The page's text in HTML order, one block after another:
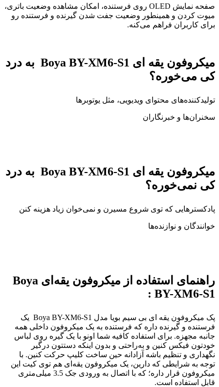
صفحه نمایش OLED روی فرستنده، امکان مشاهده وضعیت باتری،
میوت کردن و همینطور وضعیت جفت شدن گیرنده و فرستنده رو
برای کاربران فراهم می‌کنه.
میکروفون یقه ای Boya BY-XM6-S1 به درد
کی می‌خوره؟
تولیدکنند‌ه‌های محتوای ویدیویی، مثل یوتوبر‌ها
سخنران‌ها و خبرنگاران
میکروفون یقه ای Boya BY-XM6-S1 به درد
کی نمی‌خوره؟
پادکسترهایی که توی شروع مسیرن و نمی‌خوان زیاد هزینه کنن
خوانندگان و نوازنده‌ها
راهنمای استفاده از میکروفون یقه‌ای Boya
BY-XM6-S1 :
پک میکروفون یقه ای بی سیم بویا مدل Boya BY-XM6-S1 یک
فرستنده و گیرنده داره که فرستنده به یک میکروفون داخلی همه
جانبه مجهزه. برای استفاده کافیه شما اونو با یک گیره روی لباس
خودتون فیکس کنین و به‌راحتی و بدون اینکه دستتون درگیر
نگهداری و تنظیم باشه آزادانه حین ساخت کلیپ حرکت کنین. با
توجه به شرایطی که دارین، یک میکروفون یقه‌ای هم توی کیت این
میکروفون قرار داره؛ که با اتصال به ورودی جک 3.5 میلی‌متری
قابل استفاده است.